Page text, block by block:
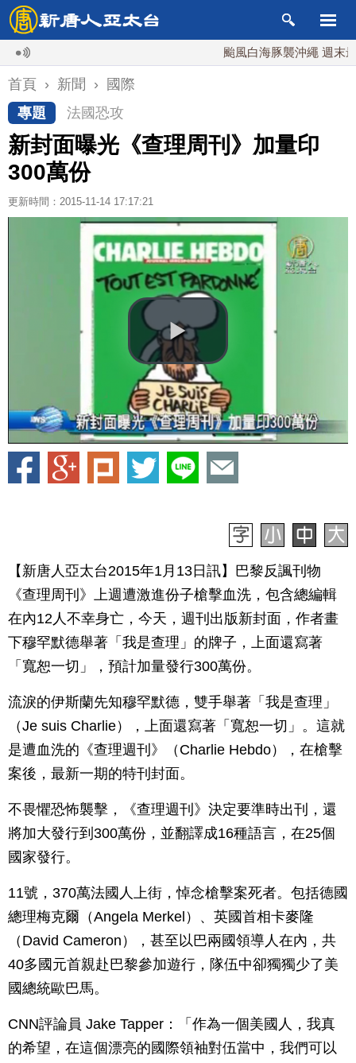
颱風白海豚襲沖繩 週末最近台
首頁 › 新聞 ›
國際
專題
法國恐攻
新封面曝光《查理周刊》加量印
300萬份
更新時間：2015-11-14 17:17:21
【新唐人亞太台2015年1月13日訊】巴黎反諷刊物
《查理周刊》上週遭激進份子槍擊血洗，包含總編輯
在內12人不幸身亡，今天，週刊出版新封面，作者畫
下穆罕默德舉著「我是查理」的牌子，上面還寫著
「寬恕一切」，預計加量發行300萬份。
流淚的伊斯蘭先知穆罕默德，雙手舉著「我是查理」
（Je suis Charlie），上面還寫著「寬恕一切」。這就
是遭血洗的《查理週刊》（Charlie Hebdo），在槍擊
案後，最新一期的特刊封面。
不畏懼恐怖襲擊，《查理週刊》決定要準時出刊，還
將加大發行到300萬份，並翻譯成16種語言，在25個
國家發行。
11號，370萬法國人上街，悼念槍擊案死者。包括德國
總理梅克爾（Angela Merkel）、英國首相卡麥隆
（David Cameron），甚至以巴兩國領導人在內，共
40多國元首親赴巴黎參加遊行，隊伍中卻獨獨少了美
國總統歐巴馬。
CNN評論員 Jake Tapper：「作為一個美國人，我真
的希望，在這個漂亮的國際領袖對伍當中，我們可以